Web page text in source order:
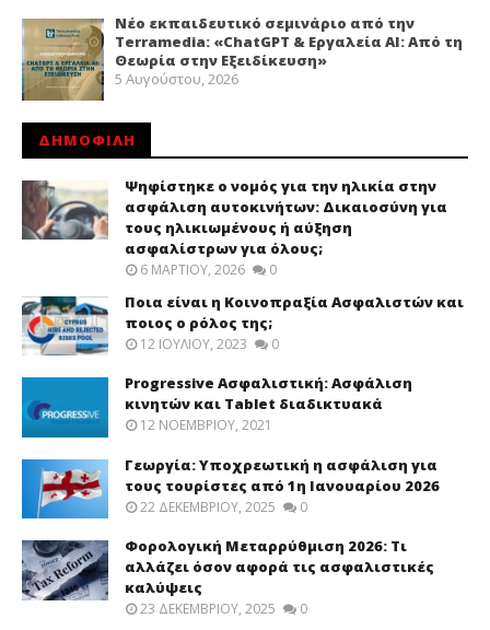
Νέο εκπαιδευτικό σεμινάριο από την
Terramedia: «ChatGPT & Εργαλεία ΑΙ: Από τη
Θεωρία στην Εξειδίκευση»
5 Αυγούστου, 2026
ΔΗΜΟΦΙΛΗ
Ψηφίστηκε ο νομός για την ηλικία στην
ασφάλιση αυτοκινήτων: Δικαιοσύνη για
τους ηλικιωμένους ή αύξηση
ασφαλίστρων για όλους;
6 ΜΑΡΤΊΟΥ, 2026 0
Ποια είναι η Κοινοπραξία Ασφαλιστών και
ποιος ο ρόλος της;
12 ΙΟΥΛΊΟΥ, 2023 0
Progressive Ασφαλιστική: Ασφάλιση
κινητών και Tablet διαδικτυακά
12 ΝΟΕΜΒΡΊΟΥ, 2021
Γεωργία: Υποχρεωτική η ασφάλιση για
τους τουρίστες από 1η Ιανουαρίου 2026
22 ΔΕΚΕΜΒΡΊΟΥ, 2025 0
Φορολογική Μεταρρύθμιση 2026: Τι
αλλάζει όσον αφορά τις ασφαλιστικές
καλύψεις
23 ΔΕΚΕΜΒΡΊΟΥ, 2025 0